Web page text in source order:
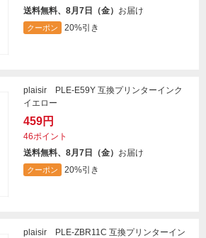
送料無料、8月7日（金） お届け
クーポン 20%引き
plaisir PLE-E59Y 互換プリンターインク
イエロー
459円
46ポイント
送料無料、8月7日（金） お届け
クーポン 20%引き
plaisir PLE-ZBR11C 互換プリンターイン